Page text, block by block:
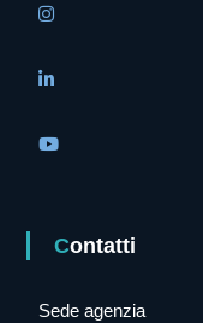
Contatti
Sede agenzia